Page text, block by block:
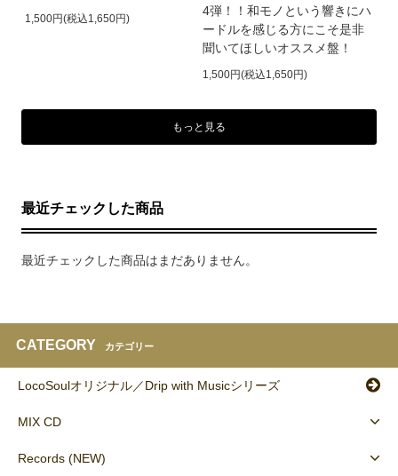
1,500円(税込1,650円)
4弾！！和モノという響きにハ
ードルを感じる方にこそ是非
聞いてほしいオススメ盤！
1,500円(税込1,650円)
もっと見る
最近チェックした商品
最近チェックした商品はまだありません。
CATEGORY カテゴリー
LocoSoulオリジナル／Drip with Musicシリーズ
MIX CD
Records (NEW)